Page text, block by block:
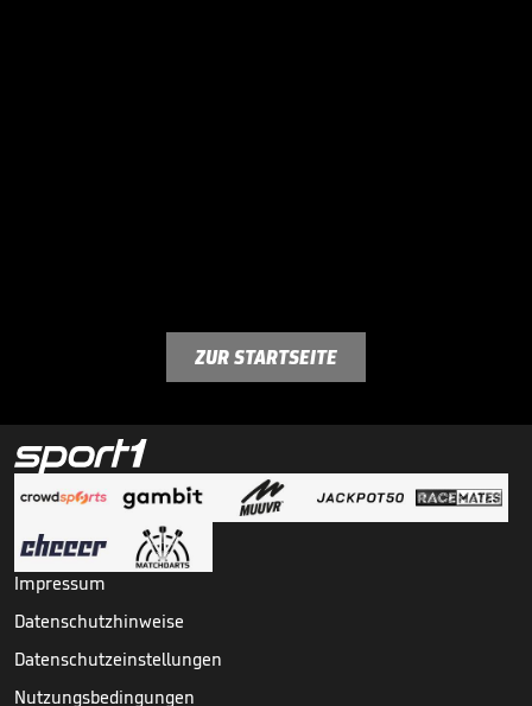
ZUR STARTSEITE
Impressum
Datenschutzhinweise
Datenschutzeinstellungen
Nutzungsbedingungen